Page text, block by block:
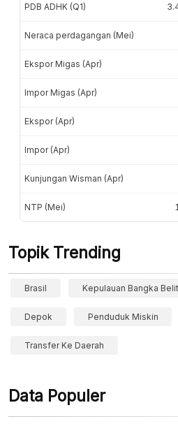
PDB ADHK (Q1)
Neraca perdagangan (Mei)
Ekspor Migas (Apr)
Impor Migas (Apr)
Ekspor (Apr)
Impor (Apr)
Kunjungan Wisman (Apr)
NTP (Mei)
Topik Trending
Brasil Kepulauan Bangka
Depok Penduduk Miskin
Transfer Ke Daerah
Data Populer